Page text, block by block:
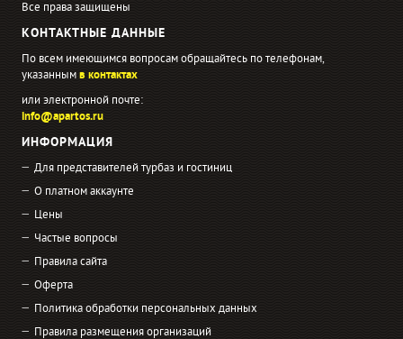
Все права защищены
КОНТАКТНЫЕ ДАННЫЕ
По всем имеющимся вопросам обращайтесь по телефонам,
указаннымв контактах
или электронной почте:
info@apartos.ru
ИНФОРМАЦИЯ
Для представителей турбаз и гостиниц
О платном аккаунте
Цены
Частые вопросы
Правила сайта
Оферта
Политика обработки персональных данных
Правила размещения организаций